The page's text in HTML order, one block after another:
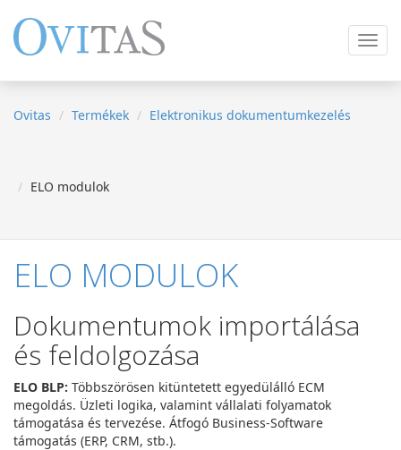
ki
/
Ovitas
Termékek Elektronikus dokumentumkezelés
ELO modulok
ELO MODULOK
Dokumentumok importálása
és feldolgozása
ELO BLP: Többszörösen kitüntetett egyedülálló ECM
megoldás. Üzleti logika, valamint vállalati folyamatok
támogatása és tervezése. Átfogó Business-Software
támogatás (ERP, CRM, stb.).